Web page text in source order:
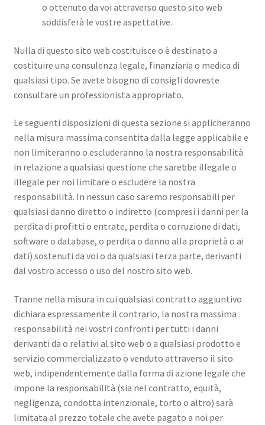
o ottenuto da voi attraverso questo sito web
soddisferà le vostre aspettative.
Nulla di questo sito web costituisce o è destinato a
costituire una consulenza legale, finanziaria o medica di
qualsiasi tipo. Se avete bisogno di consigli dovreste
consultare un professionista appropriato.
Le seguenti disposizioni di questa sezione si applicheranno
nella misura massima consentita dalla legge applicabile e
non limiteranno o escluderanno la nostra responsabilità
in relazione a qualsiasi questione che sarebbe illegale o
illegale per noi limitare o escludere la nostra
responsabilità. In nessun caso saremo responsabili per
qualsiasi danno diretto o indiretto (compresi i danni per la
perdita di profitti o entrate, perdita o corruzione di dati,
software o database, o perdita o danno alla proprietà o ai
dati) sostenuti da voi o da qualsiasi terza parte, derivanti
dal vostro accesso o uso del nostro sito web.
Tranne nella misura in cui qualsiasi contratto aggiuntivo
dichiara espressamente il contrario, la nostra massima
responsabilità nei vostri confronti per tutti i danni
derivanti da o relativi al sito web o a qualsiasi prodotto e
servizio commercializzato o venduto attraverso il sito
web, indipendentemente dalla forma di azione legale che
impone la responsabilità (sia nel contratto, equità,
negligenza, condotta intenzionale, torto o altro) sarà
limitata al prezzo totale che avete pagato a noi per